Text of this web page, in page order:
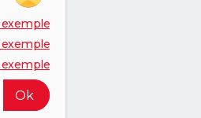
exemple
exemple
exemple